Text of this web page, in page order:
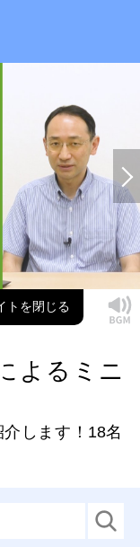
Picture-
in-
Picture
ト
よるミニ
します！ 18名